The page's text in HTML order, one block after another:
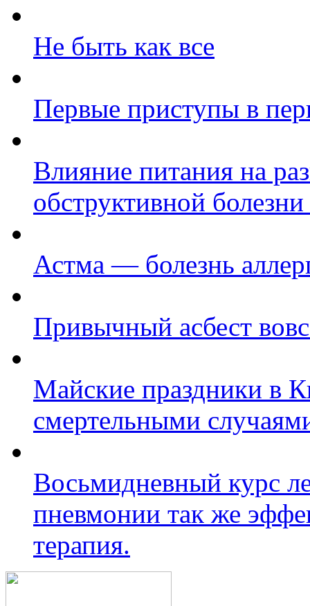
Не быть как все
Первые приступы в
Влияние питания на
обструктивной
Астма — болезнь
Привычный асбест
Майские праздники в
смертельными
Восьмидневный курс
пневмонии так же
терапия.